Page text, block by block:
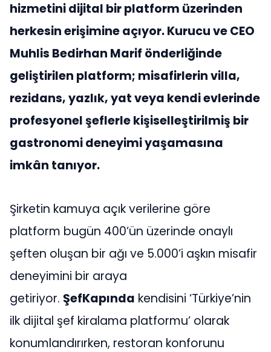
hizmetini dijital bir platform üzerinden
herkesin erişimine açıyor. Kurucu ve CEO
Muhlis Bedirhan Marif önderliğinde
geliştirilen platform; misafirlerin villa,
rezidans, yazlık, yat veya kendi evlerinde
profesyonel şeflerle kişiselleştirilmiş bir
gastronomi deneyimi yaşamasına
imkân tanıyor.
Şirketin kamuya açık verilerine göre
platform bugün 400’ün üzerinde onaylı
şeften oluşan bir ağı ve 5.000’i aşkın misafir
deneyimini bir araya
getiriyor. ŞefKapında kendisini ‘Türkiye’nin
ilk dijital şef kiralama platformu’ olarak
konumlandırırken, restoran konforunu